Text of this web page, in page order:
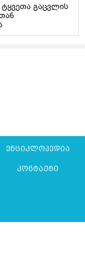
ტყვეთა გაცვლის
ენციკლოპედია
კონტაქტი